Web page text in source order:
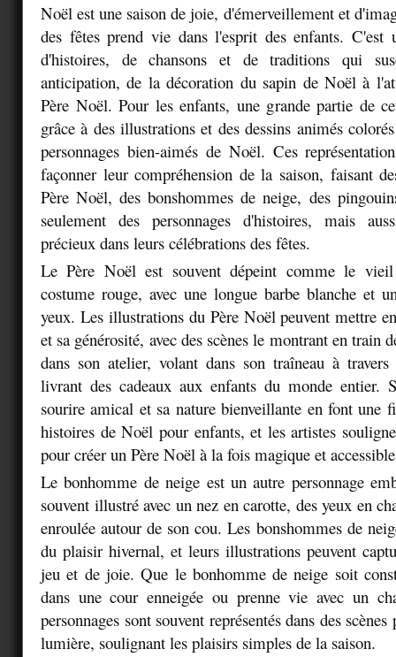
Noël est une saison de joie, d'émerveillement et
des fêtes prend vie dans l'esprit des enfants. C'est
d'histoires, de chansons et de traditions qui
anticipation, de la décoration du sapin de Noël à
Père Noël. Pour les enfants, une grande partie de
grâce à des illustrations et des dessins animés
personnages bien-aimés de Noël. Ces
façonner leur compréhension de la saison, faisant
Père Noël, des bonshommes de neige, des
seulement des personnages d'histoires, mais
précieux dans leurs célébrations des fêtes.
Le Père Noël est souvent dépeint comme le
costume rouge, avec une longue barbe blanche et
yeux. Les illustrations du Père Noël peuvent mettre
et sa générosité, avec des scènes le montrant en train
dans son atelier, volant dans son traîneau à
livrant des cadeaux aux enfants du monde entier.
sourire amical et sa nature bienveillante en font une
histoires de Noël pour enfants, et les artistes
pour créer un Père Noël à la fois magique et
Le bonhomme de neige est un autre personnage
souvent illustré avec un nez en carotte, des yeux en
enroulée autour de son cou. Les bonshommes de
du plaisir hivernal, et leurs illustrations peuvent
jeu et de joie. Que le bonhomme de neige soit
dans une cour enneigée ou prenne vie avec un
personnages sont souvent représentés dans des
lumière, soulignant les plaisirs simples de la saison.